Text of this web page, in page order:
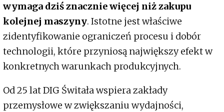
wymaga dziś znacznie więcej niż zakupu
kolejnej maszyny. Istotne jest właściwe
zidentyfikowanie ograniczeń procesu i dobór
technologii, które przyniosą największy efekt w
konkretnych warunkach produkcyjnych.
Od 25 lat DIG Świtała wspiera zakłady
przemysłowe w zwiększaniu wydajności,